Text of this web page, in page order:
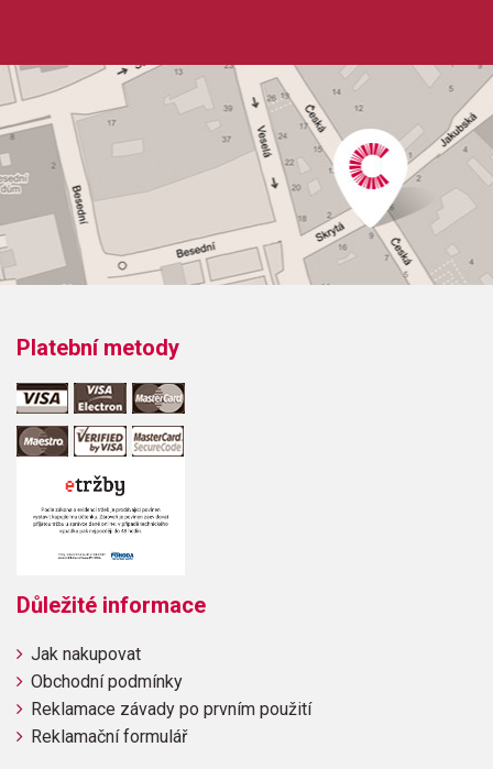
Platební metody
Důležité informace
Jak nakupovat
Obchodní podmínky
Reklamace závady po prvním použití
Reklamační formulář